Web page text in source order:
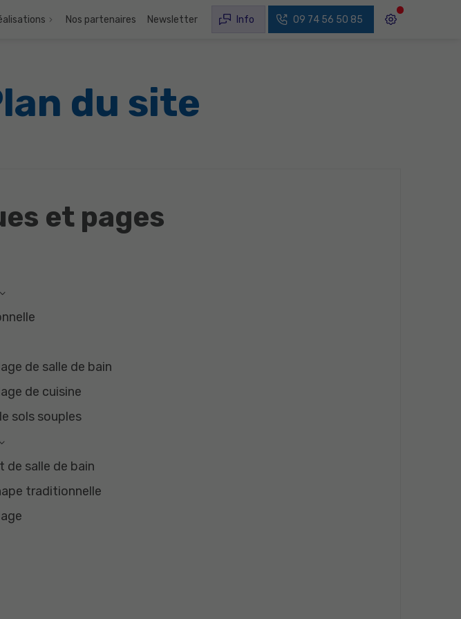
Nos partenaires Newsletter Info 09 74 56 50 85
du site
et pages
de salle de bain
de cuisine
sols souples
de salle de bain
traditionnelle